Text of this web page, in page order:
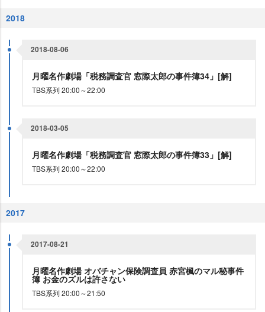
2018
2018-08-06
月曜名作劇場「税務調査官 窓際太郎の事件簿34」[解]
TBS系列 20:00～22:00
2018-03-05
月曜名作劇場「税務調査官 窓際太郎の事件簿33」[解]
TBS系列 20:00～22:00
2017
2017-08-21
月曜名作劇場 オバチャン保険調査員 赤宮楓のマル秘事件
簿 お金のズルは許さない
TBS系列 20:00～21:50